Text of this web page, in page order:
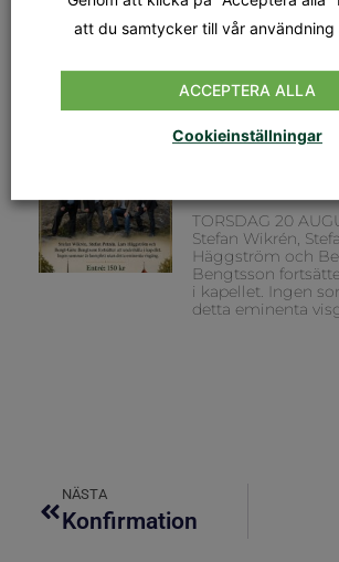
SÖNDAG 16
Elfte söndagen
Dagens tema: Tro
Karemo Musiker:
TORSDAG 20
Stefan Wikrén,
Häggström och
Bengtsson
i kapellet. Ingen
detta eminenta
NÄSTA
Konfirmation
att du samtycker till vår användning
ACCEPTERA ALLA
Cookieinställningar